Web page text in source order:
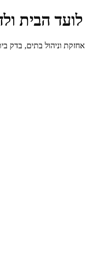
הבית
וניהול בתים, בדק